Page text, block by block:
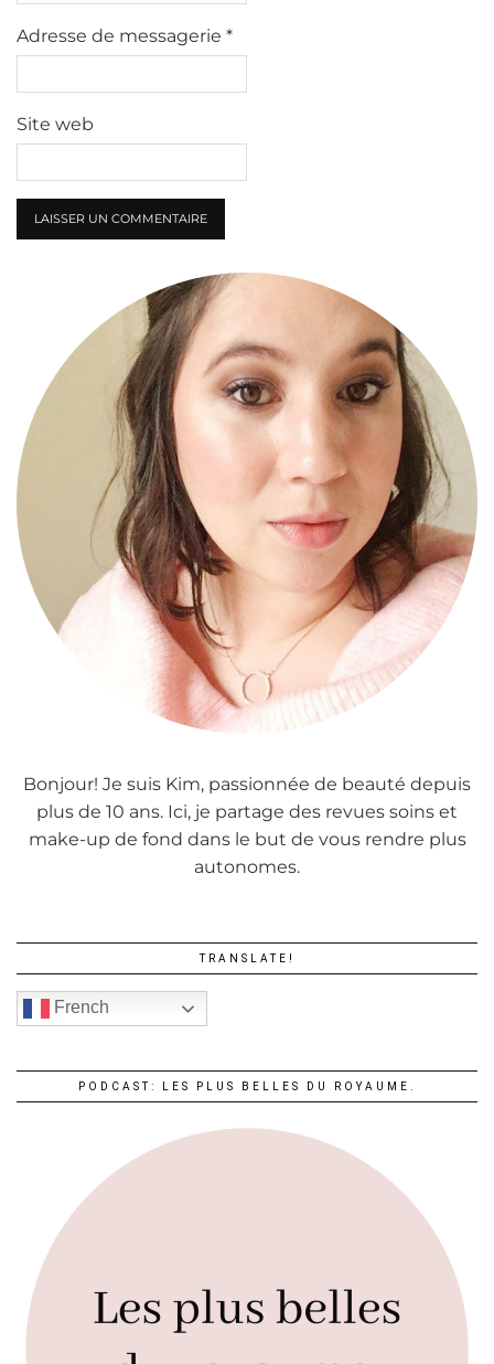
Adresse de messagerie *
Site web
Bonjour! Je suis Kim, passionnée de beauté depuis
plus de 10 ans. Ici, je partage des revues soins et
make-up de fond dans le but de vous rendre plus
autonomes.
TRANSLATE!
French
PODCAST: LES PLUS BELLES DU ROYAUME.